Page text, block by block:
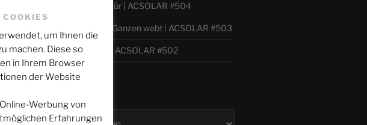
Schicksal und Willkür | ACSOLAR #504
Wie alles sich zum Ganzen webt | ACSOLAR #503
Mars macht mobil | ACSOLAR #502
Archiv
um Ihnen die
machen. Diese so
in Ihrem Browser
der Website
Werbung von
Erfahrungen